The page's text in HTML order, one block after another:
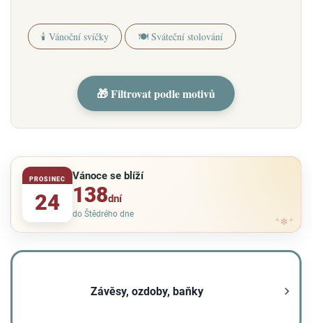
🕯️ Vánoční svíčky 🍽️ Sváteční stolování
🎁 Filtrovat podle motivů
PROSINEC
24
Vánoce se blíží
138dní
do Štědrého dne
✦❄ ✦
Závěsy, ozdoby, baňky